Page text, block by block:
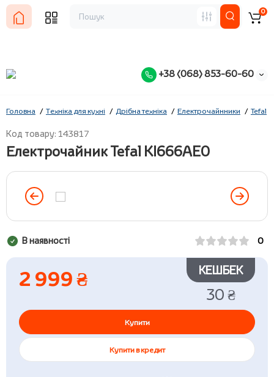
+38 (068) 853-60-60
0
Головна Техніка для кухні Дрібна техніка Електрочайнники Tefal
Код товару: 143817
Електрочайник Tefal KI666AE0
В наявності 0
2 999 ₴ КЕШБЕК
30 ₴
Купити
Купити в кредит